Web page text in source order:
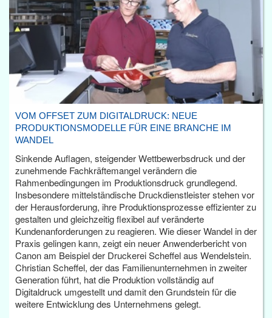
VOM OFFSET ZUM DIGITALDRUCK: NEUE
PRODUKTIONSMODELLE FÜR EINE BRANCHE IM
WANDEL
Sinkende Auflagen, steigender Wettbewerbsdruck und der
zunehmende Fachkräftemangel verändern die
Rahmenbedingungen im Produktionsdruck grundlegend.
Insbesondere mittelständische Druckdienstleister stehen vor
der Herausforderung, ihre Produktionsprozesse effizienter zu
gestalten und gleichzeitig flexibel auf veränderte
Kundenanforderungen zu reagieren. Wie dieser Wandel in der
Praxis gelingen kann, zeigt ein neuer Anwenderbericht von
Canon am Beispiel der Druckerei Scheffel aus Wendelstein.
Christian Scheffel, der das Familienunternehmen in zweiter
Generation führt, hat die Produktion vollständig auf
Digitaldruck umgestellt und damit den Grundstein für die
weitere Entwicklung des Unternehmens gelegt.